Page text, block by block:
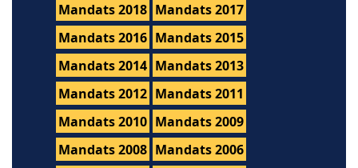
Mandats 2018 Mandats 2017
Mandats 2016 Mandats 2015
Mandats 2014 Mandats 2013
Mandats 2012 Mandats 2011
Mandats 2010 Mandats 2009
Mandats 2008 Mandats 2006